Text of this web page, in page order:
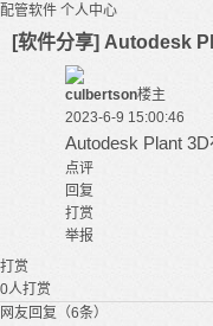
配管软件 个人中心
[软件分享] Autodesk
culbertson楼主
2023-6-9 15:00:46
Autodesk Plant
点评
回复
打赏
举报
打赏
0人打赏
网友回复（6条）